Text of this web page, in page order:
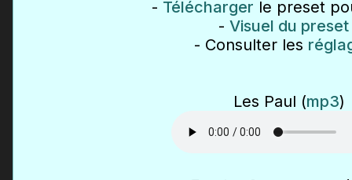
- Télécharger le preset
- Visuel du preset
- Consulter les
Les Paul (mp3)